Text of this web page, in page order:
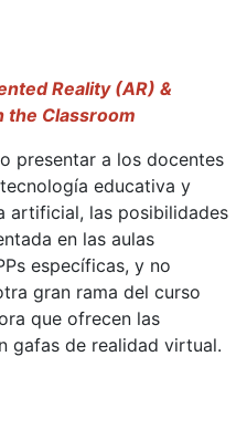
Reality (AR) &
the Classroom
presentar a los docentes
educativa y
artificial, las posibilidades
en las aulas
específicas, y no
gran rama del curso
que ofrecen las
gafas de realidad virtual.